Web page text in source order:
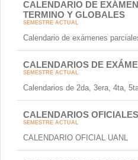
CALENDARIO DE
TERMINO Y GLOBALES
SEMESTRE ACTUAL
Calendario de exámenes
CALENDARIOS DE
SEMESTRE ACTUAL
Calendarios de 2da, 3era, 4ta,
CALENDARIOS OFICIALES
SEMESTRE ACTUAL
CALENDARIO OFICIAL UANL